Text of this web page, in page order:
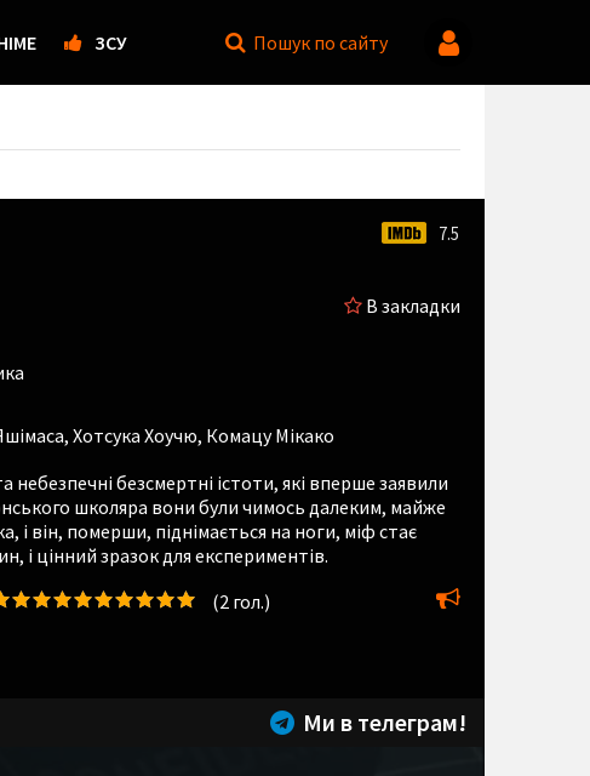
ЗСУ Пошук по сайту
7.5
В закладки
, Хотсука Хоучю, Комацу Мікако
небезпечні безсмертні істоти, які вперше заявили
школяра вони були чимось далеким, майже
і він, померши, піднімається на ноги, міф стає
і цінний зразок для експериментів.
(2гол.)
Ми в телеграм!